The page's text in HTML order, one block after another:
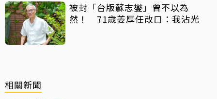
被封「台版蘇志燮」曾不以為
然！ 71歲姜厚任改口：我沾光
相關新聞